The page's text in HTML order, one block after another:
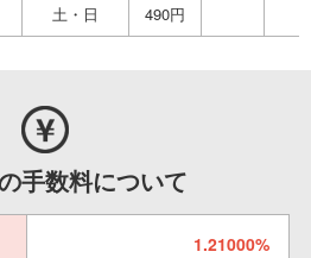
土・日 490円
手数料について
1.21000%